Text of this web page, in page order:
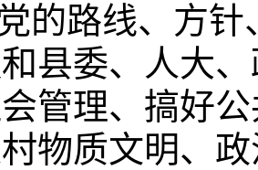
的路线、方
县委、人大
管理、搞好
物质文明、